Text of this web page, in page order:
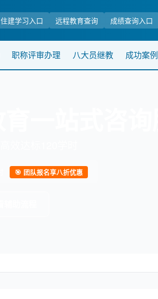
住建学习入口 远程教育查询 成绩查询入口
职称评审办理 八大员继教 成功案例
🎯 团队报名享八折优惠